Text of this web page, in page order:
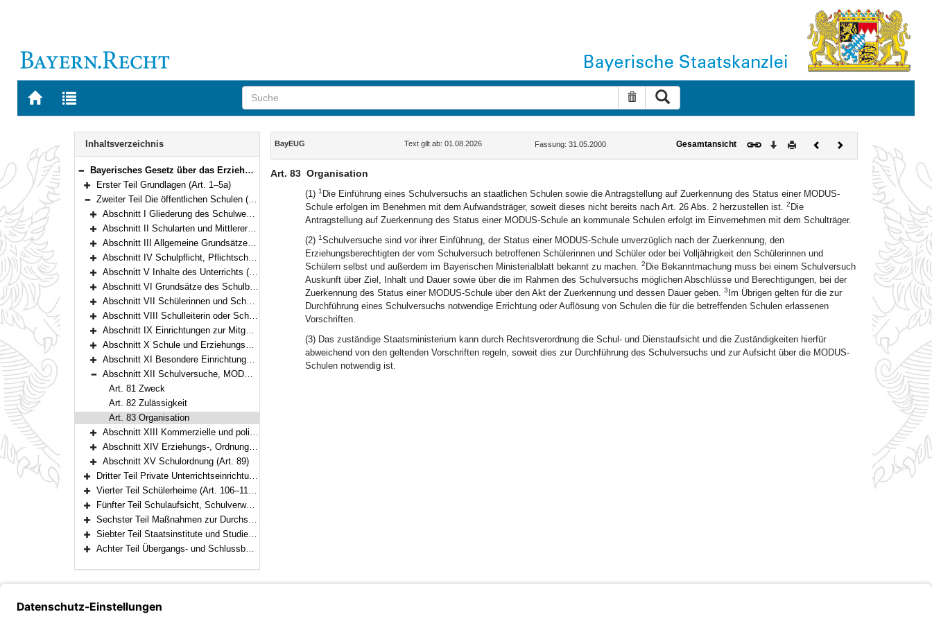
Zur
BAYERN.RECHT
Zur
letzten
Suche zurücksetzen
Navigation
Inhaltsverzeichnis
Bereich reduzieren
Bayerisches Gesetz über das Erziehungs- und Unterrichtswesen (BayEUG) in der Fassung der Bekanntmachung vom 31. Mai 2000 (GVBl. S. 414, 632) BayRS 2230-1-1-K (Art. 1–125)
Bereich erweitern
Erster Teil Grundlagen (Art. 1–5a)
Bereich reduzieren
Zweiter Teil Die öffentlichen Schulen (Art. 6–89)
Bereich erweitern
Abschnitt I Gliederung des Schulwesens (Art. 6)
Bereich erweitern
Abschnitt II Schularten und Mittlerer Schulabschluss (Art. 7–25)
Bereich erweitern
Abschnitt III Allgemeine Grundsätze, besondere Regelungen für Pflichtschulen (Art. 26–34)
Bereich erweitern
Abschnitt IV Schulpflicht, Pflichtschulen, Sprengelpflicht, Gastschulverhältnisse, Wahl des schulischen Bildungswegs (Art. 35–44)
Bereich erweitern
Abschnitt V Inhalte des Unterrichts (Art. 45–48)
Bereich erweitern
Abschnitt VI Grundsätze des Schulbetriebs (Art. 49–55)
Bereich erweitern
Abschnitt VII Schülerinnen und Schüler (Art. 56)
Bereich erweitern
Abschnitt VIII Schulleiterin oder Schulleiter, Lehrerkonferenz, Lehrkräfte und sonstiges Personal (Art. 57–61)
Bereich erweitern
Abschnitt IX Einrichtungen zur Mitgestaltung des schulischen Lebens (Art. 62–73)
Bereich erweitern
Abschnitt X Schule und Erziehungsberechtigte, Schule und Arbeitgeber (Art. 74–77)
Bereich erweitern
Abschnitt XI Besondere Einrichtungen und Schulgesundheit (Art. 78–80)
Bereich reduzieren
Abschnitt XII Schulversuche, MODUS-Schulen (Art. 81–83)
Art. 81 Zweck
Art. 82 Zulässigkeit
Art. 83 Organisation
Bereich erweitern
Abschnitt XIII Kommerzielle und politische Werbung, Verarbeitung personenbezogener Daten (Art. 84–85a)
Bereich erweitern
Abschnitt XIV Erziehungs-, Ordnungs- und Sicherungsmaßnahmen (Art. 86–88a)
Bereich erweitern
Abschnitt XV Schulordnung (Art. 89)
Bereich erweitern
Dritter Teil Private Unterrichtseinrichtungen (Art. 90–105)
Bereich erweitern
Vierter Teil Schülerheime (Art. 106–110a)
Bereich erweitern
Fünfter Teil Schulaufsicht, Schulverwaltung (Art. 111–117)
Bereich erweitern
Sechster Teil Maßnahmen zur Durchsetzung der Schulpflicht, Ordnungswidrigkeiten (Art. 118–119)
Bereich erweitern
Siebter Teil Staatsinstitute und Studienkollegs (Art. 120–121)
Achter Teil Übergangs- und Schlussbestimmungen (Art. 122–125)
Inhalt
BayEUG Text gilt ab: 01.08.2026 Fassung: 31.05.2000 Gesamtansicht Download
DruckenVorherigesNächstes
Dokument
Art. 83 Organisation
(1) 1 Die Einführung eines Schulversuchs an staatlichen Schulen sowie die Antragstellung auf Zuerkennung des Status einer MODUS-
Schule erfolgen im Benehmen mit dem Aufwandsträger, soweit dieses nicht bereits nach Art. 26 Abs. 2 herzustellen ist. 2 Die
Antragstellung auf Zuerkennung des Status einer MODUS-Schule an kommunale Schulen erfolgt im Einvernehmen mit dem Schulträger.
(2) 1Schulversuche sind vor ihrer Einführung, der Status einer MODUS-Schule unverzüglich nach der Zuerkennung, den
Erziehungsberechtigten der vom Schulversuch betroffenen Schülerinnen und Schüler oder bei Volljährigkeit den Schülerinnen und
Schülern selbst und außerdem im Bayerischen Ministerialblatt bekannt zu machen. 2 Die Bekanntmachung muss bei einem Schulversuch
Auskunft über Ziel, Inhalt und Dauer sowie über die im Rahmen des Schulversuchs möglichen Abschlüsse und Berechtigungen, bei der
Zuerkennung des Status einer MODUS-Schule über den Akt der Zuerkennung und dessen Dauer geben. 3 Im Übrigen gelten für die zur
Durchführung eines Schulversuchs notwendige Errichtung oder Auflösung von Schulen die für die betreffenden Schulen erlassenen
Vorschriften.
(3) Das zuständige Staatsministerium kann durch Rechtsverordnung die Schul- und Dienstaufsicht und die Zuständigkeiten hierfür
abweichend von den geltenden Vorschriften regeln, soweit dies zur Durchführung des Schulversuchs und zur Aufsicht über die MODUS-
Schulen notwendig ist.
Bayern.de